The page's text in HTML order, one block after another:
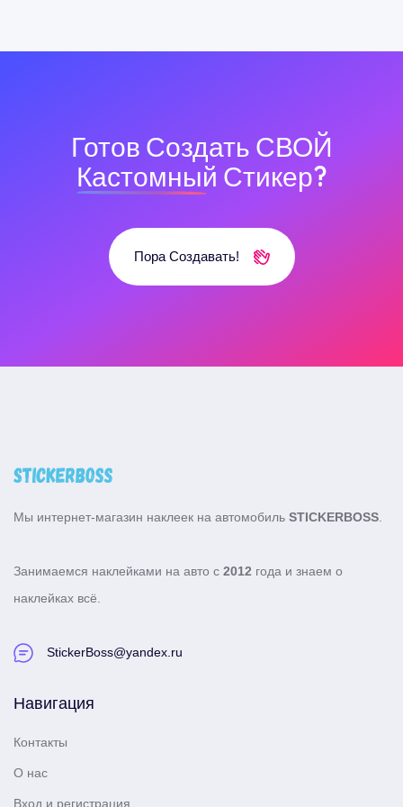
Готов Создать СВОЙ
Кастомный Стикер?
Пора Создавать!
Мы интернет-магазин наклеек на автомобиль STICKERBOSS
Занимаемся наклейками на авто с 2012 года и знаем о
наклейках всё.
StickerBoss@yandex.ru
Навигация
Контакты
О нас
Вход и регистрация